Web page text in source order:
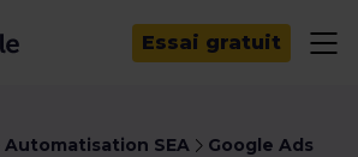
Essai gratuit
Automatisation SEA Google Ads